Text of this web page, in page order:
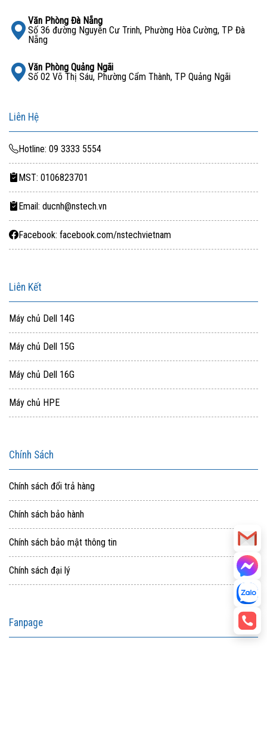
Văn Phòng Đà Nẵng
Số 36 đường Nguyễn Cư Trinh, Phường Hòa Cường, TP Đà
Nẵng
Văn Phòng Quảng Ngãi
Số 02 Võ Thị Sáu, Phường Cẩm Thành, TP Quảng Ngãi
Liên Hệ
Hotline: 09 3333 5554
MST: 0106823701
Email: ducnh@nstech.vn
Facebook: facebook.com/nstechvietnam
Liên Kết
Máy chủ Dell 14G
Máy chủ Dell 15G
Máy chủ Dell 16G
Máy chủ HPE
Chính Sách
Chính sách đổi trả hàng
Chính sách bảo hành
Chính sách bảo mật thông tin
Chính sách đại lý
Fanpage